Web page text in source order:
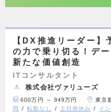
【DX推進リーダー】
の力で乗り切る！デ
新たな価値創造
ITコンサルタント
株式会社ヴァリューズ
600万円 ～ 949万円 東京
問
転勤なし 土日祝休み イ